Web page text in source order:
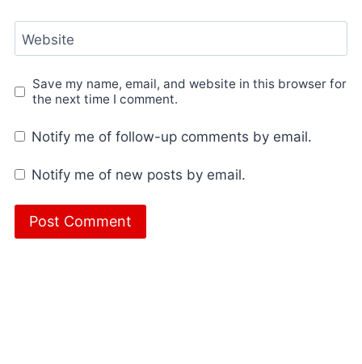
Website
Save my name, email, and website in this browser for
the next time I comment.
Notify me of follow-up comments by email.
Notify me of new posts by email.